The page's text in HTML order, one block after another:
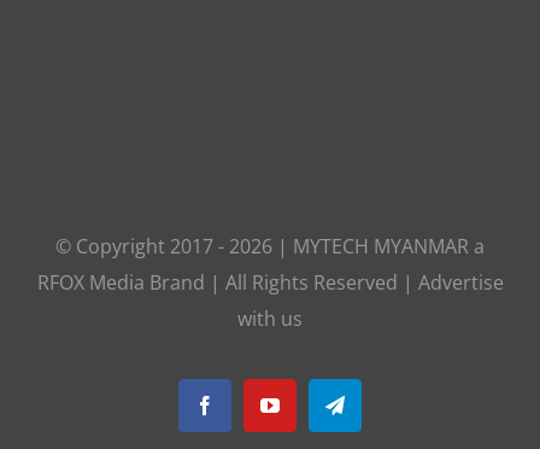
© Copyright 2017 - 2026 | MYTECH MYANMAR a
RFOX Media Brand | All Rights Reserved | Advertise
with us
FacebookYouTubeTelegram